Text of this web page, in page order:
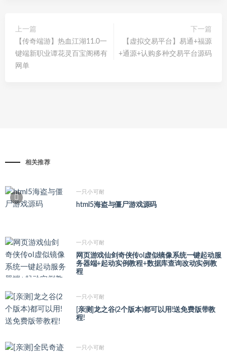
上一篇
【传奇端游】热血江湖11.0一
键端新职业谭花灵百宝阁稀有
网单
下一篇
【虚拟交易平台】易通+福源
+通源+认购多种交易平台源码
相关推荐
一只小可耐
html5海盗与僵尸游戏源码
一只小可耐
网页游戏仙剑奇侠传ol虚似镜像系统一键起动服
务器端+起动实例教程+数据库查询改动实例教
程
一只小可耐
[亲测]龙之谷(2个版本)都可以用!送免费版带教
程!
一只小可耐